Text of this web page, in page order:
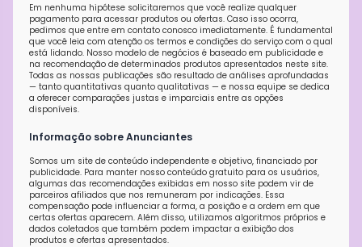
Em nenhuma hipótese solicitaremos que você realize qualquer
pagamento para acessar produtos ou ofertas. Caso isso ocorra,
pedimos que entre em contato conosco imediatamente. É fundamental
que você leia com atenção os termos e condições do serviço com o qual
está lidando. Nosso modelo de negócios é baseado em publicidade e
na recomendação de determinados produtos apresentados neste site.
Todas as nossas publicações são resultado de análises aprofundadas
— tanto quantitativas quanto qualitativas — e nossa equipe se dedica
a oferecer comparações justas e imparciais entre as opções
disponíveis.
Informação sobre Anunciantes
Somos um site de conteúdo independente e objetivo, financiado por
publicidade. Para manter nosso conteúdo gratuito para os usuários,
algumas das recomendações exibidas em nosso site podem vir de
parceiros afiliados que nos remuneram por indicações. Essa
compensação pode influenciar a forma, a posição e a ordem em que
certas ofertas aparecem. Além disso, utilizamos algoritmos próprios e
dados coletados que também podem impactar a exibição dos
produtos e ofertas apresentados.